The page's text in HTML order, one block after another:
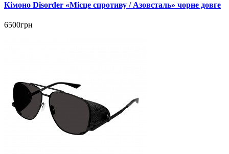
Кімоно Disorder «Місце спротиву / Азовсталь» чорне довге
6500грн